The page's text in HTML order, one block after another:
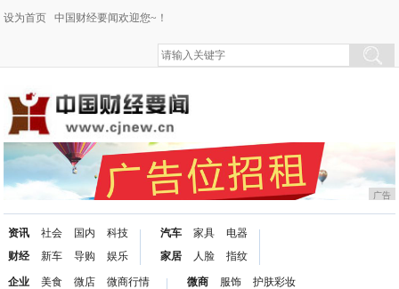
设为首页 中国财经要闻欢迎您~！
广告
资讯
财经
社会
新车
国内
导购
科技
娱乐
汽车
家居
家具
人脸
电器
指纹
企业
美食
微店
微商行情
微商
服饰
护肤彩妆